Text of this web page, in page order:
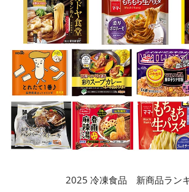
2025 冷凍食品 新商品ラン